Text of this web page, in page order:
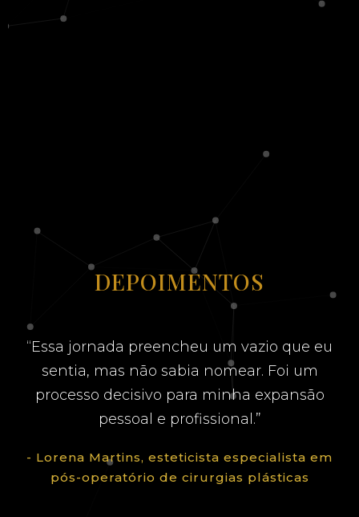
DEPOIMENTOS
“Essa jornada preencheu um vazio que eu
sentia, mas não sabia nomear. Foi um
processo decisivo para minha expansão
pessoal e profissional.”
- Lorena Martins, esteticista especialista em
pós-operatório de cirurgias plásticas